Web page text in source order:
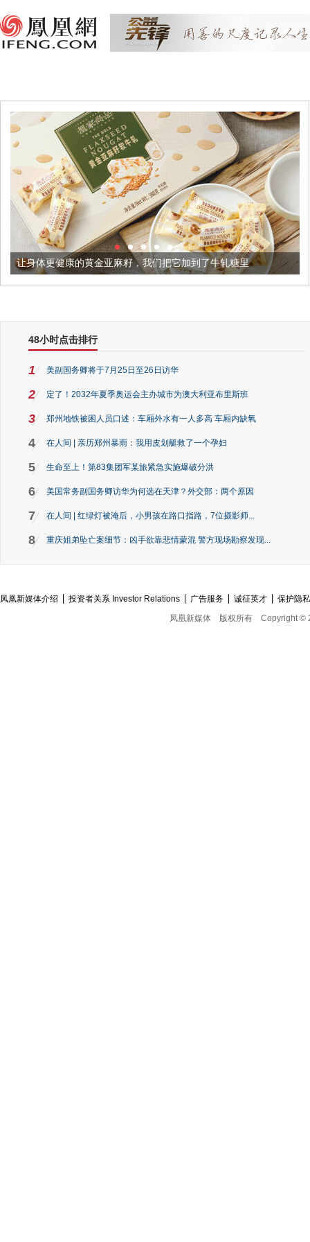
黄金亚麻籽，我们把它加到了牛轧糖里 被列入佛家七宝
48小时点击排行
1 美副国务卿将于7月25日至26日访华
2 定了！2032年夏季奥运会主办城市为澳大利亚布里斯班
3 郑州地铁被困人员口述：车厢外水有一人多高 车厢内缺氧
4 在人间 | 亲历郑州暴雨：我用皮划艇救了一个孕妇
5 生命至上！第83集团军某旅紧急实施爆破分洪
6 美国常务副国务卿访华为何选在天津？外交部：两个原因
7 在人间 | 红绿灯被淹后，小男孩在路口指路，7位摄影师...
8 重庆姐弟坠亡案细节：凶手欲靠悲情蒙混 警方现场勘察发现...
凤凰新媒体介绍 投资者关系 Investor Relations 广告服务 诚征英才
保护隐
凤凰新媒体
版权所有 Copyright ©